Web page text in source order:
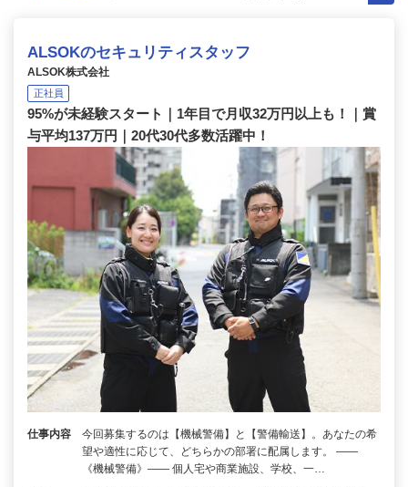
ALSOKのセキュリティスタッフ
ALSOK株式会社
正社員
95%が未経験スタート｜1年目で月収32万円以上も！｜賞
与平均137万円｜20代30代多数活躍中！
仕事内容
今回募集するのは【機械警備】と【警備輸送】。あなたの希
望や適性に応じて、どちらかの部署に配属します。 ――
《機械警備》―― 個人宅や商業施設、学校、一…